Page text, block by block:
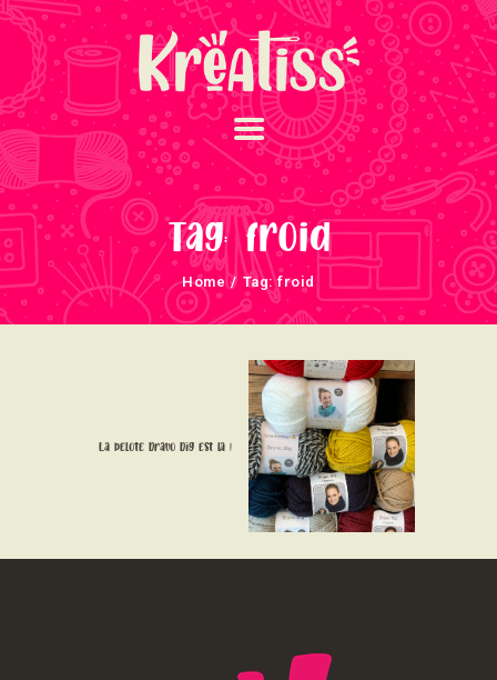
Tag: froid
Home Tag: froid
ACCUEIL
NOS UNIVERS
ARRIVAGES
ATELIERS ET
ÉVÈNEMENTS
INFOS ÉVÈNEMENTS
NEWSLETTERS
NOUS SOUTENONS
La pelote bravo big est la !